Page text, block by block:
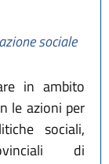
sociale
in ambito
le azioni per
sociali,
di